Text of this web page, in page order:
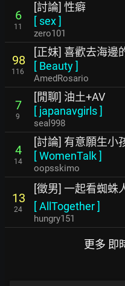
6
11
[討論] 性癖
[ sex]
zero101
98
116
[正妹] 喜歡去海邊
[ Beauty]
AmedRosario
7
9
[閒聊] 油土+AV
[ japanavgirls]
seal998
4
14
[討論] 有意願生小
[WomenTalk]
oopsskimo
13
24
[徵男] 一起看蜘蛛
[AllTogether]
hungry151
更多 即